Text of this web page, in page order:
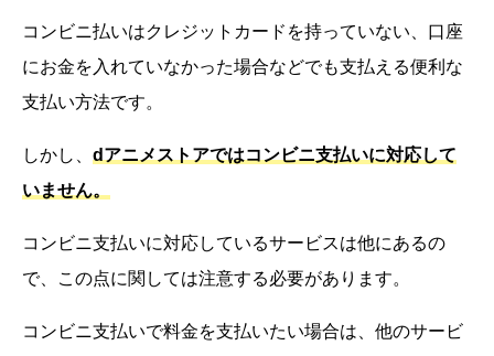
コンビニ払いはクレジットカードを持っていない、口座
にお金を入れていなかった場合などでも支払える便利な
支払い方法です。
しかし、 dアニメストアではコンビニ支払いに対応して
いません。
コンビニ支払いに対応しているサービスは他にあるの
で、この点に関しては注意する必要があります。
コンビニ支払いで料金を支払いたい場合は、他のサービ